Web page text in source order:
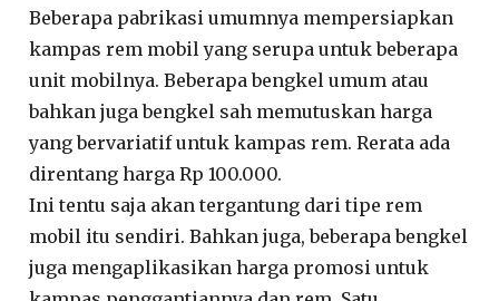
Beberapa pabrikasi umumnya mempersiapkan
kampas rem mobil yang serupa untuk beberapa
unit mobilnya. Beberapa bengkel umum atau
bahkan juga bengkel sah memutuskan harga
yang bervariatif untuk kampas rem. Rerata ada
direntang harga Rp 100.000.
Ini tentu saja akan tergantung dari tipe rem
mobil itu sendiri. Bahkan juga, beberapa bengkel
juga mengaplikasikan harga promosi untuk